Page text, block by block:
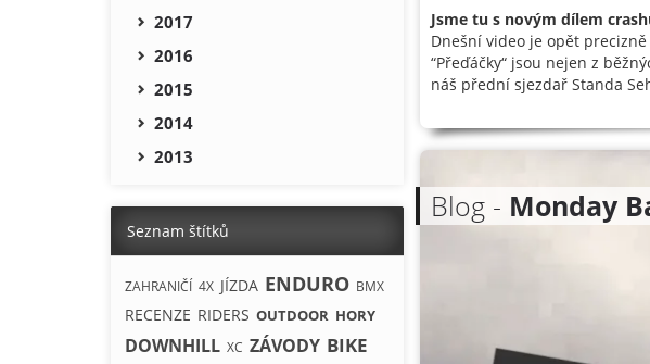
Jsme tu s novým dílem
Dnešní video je opět
“Přeďáčky“ jsou nejen z
náš přední sjezdař Standa
Blog - Monday
2017
2016
2015
2014
2013
Seznam štítků
ZAHRANIČÍ 4X JÍZDA ENDURO BMX
RECENZE RIDERS OUTDOOR HORY
DOWNHILL XC ZÁVODY BIKE